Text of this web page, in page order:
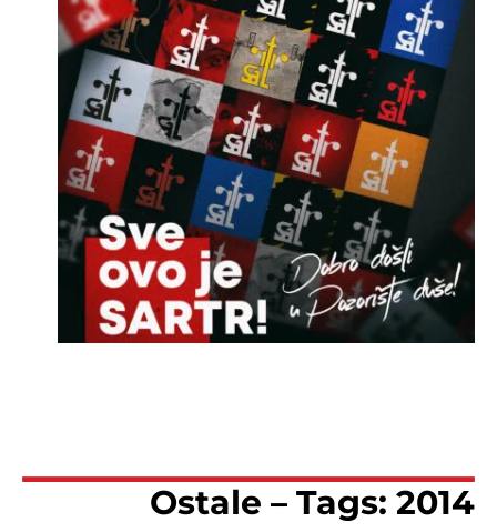
Ostale – Tags: 2014